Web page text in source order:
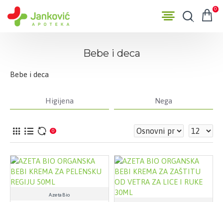
0
Bebe i deca
Bebe i deca
Higijena Nega
0
AzetaBio